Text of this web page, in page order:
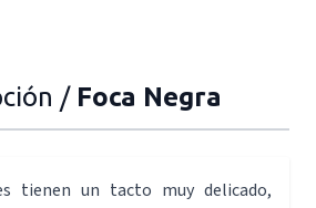
/ Foca Negra
tienen un tacto muy delicado,